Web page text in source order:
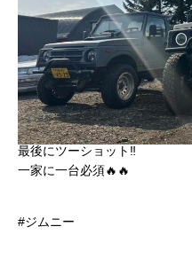
最後にツーショット‼️
一家に一台必須🔥🔥
#ジムニー